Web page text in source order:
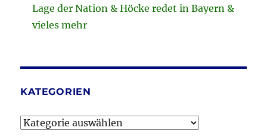
Lage der Nation & Höcke redet in Bayern &
vieles mehr
KATEGORIEN
Kategorien